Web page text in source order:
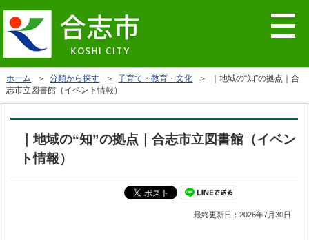
ホーム ＞分類から探す ＞子育て・教育・文化 ＞ ｜地域の“知”の拠点｜合
志市立図書館（イベント情報）
｜地域の“知”の拠点｜合志市立図書館（イベン
ト情報）
最終更新日：2026年7月30日